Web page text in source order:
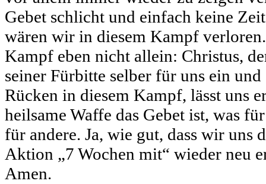
Gebet schlicht und einfach keine
wären wir in diesem Kampf
Kampf eben nicht allein: Christus,
seiner Fürbitte selber für uns ein
Rücken in diesem Kampf, lässt uns
heilsame Waffe das Gebet ist, was
für andere. Ja, wie gut, dass wir uns
Aktion „7 Wochen mit“ wieder neu
Amen.